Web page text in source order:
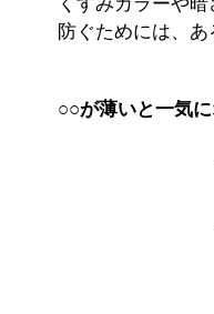
防ぐためには、あ
○○が薄いと一気